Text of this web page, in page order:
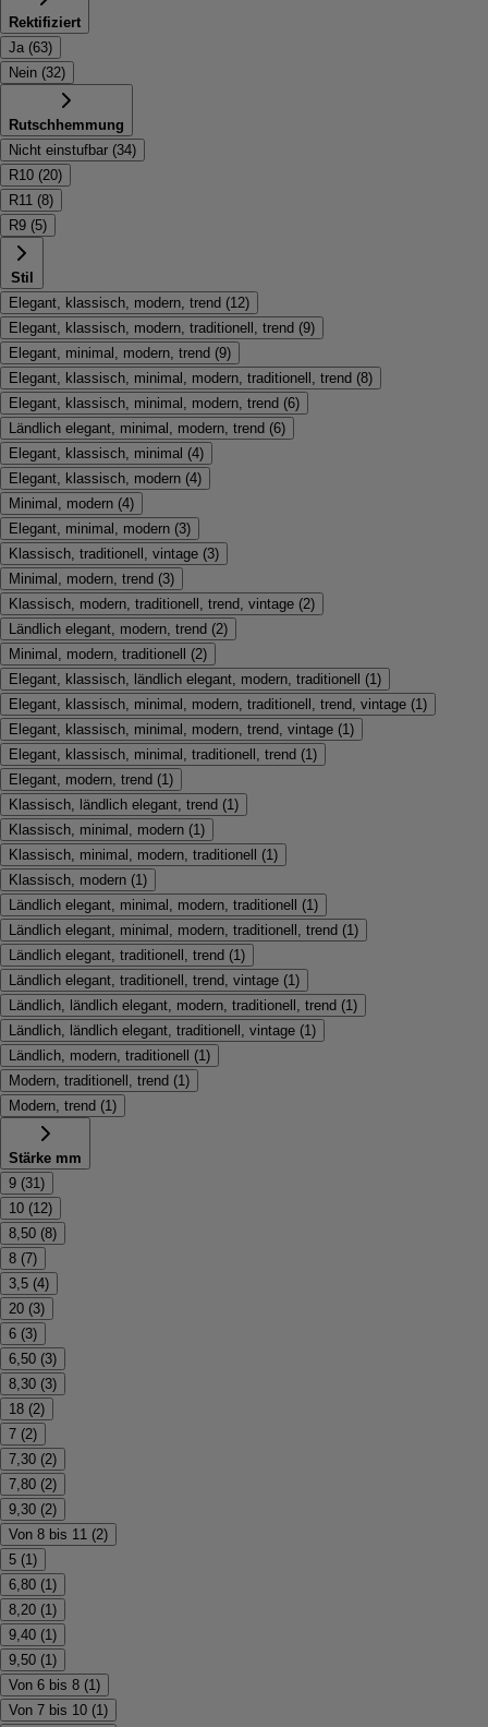
Rektifiziert
Ja (63)
Nein (32)
Rutschhemmung
Nicht einstufbar (34)
R10 (20)
R11 (8)
R9 (5)
Stil
Elegant, klassisch, modern, trend (12)
Elegant, klassisch, modern, traditionell, trend (9)
Elegant, minimal, modern, trend (9)
Elegant, klassisch, minimal, modern, traditionell, trend (8)
Elegant, klassisch, minimal, modern, trend (6)
Ländlich elegant, minimal, modern, trend (6)
Elegant, klassisch, minimal (4)
Elegant, klassisch, modern (4)
Minimal, modern (4)
Elegant, minimal, modern (3)
Klassisch, traditionell, vintage (3)
Minimal, modern, trend (3)
Klassisch, modern, traditionell, trend, vintage (2)
Ländlich elegant, modern, trend (2)
Minimal, modern, traditionell
(2)
Elegant, klassisch, ländlich elegant, modern, traditionell
(1 )
Elegant, klassisch, minimal, modern, traditionell, trend, vintage (1 )
Elegant, klassisch, minimal, modern, trend, vintage (1 )
Elegant, klassisch, minimal, traditionell, trend (1 )
Elegant, modern, trend (1 )
Klassisch, ländlich elegant, trend (1 )
Klassisch, minimal, modern (1 )
Klassisch, minimal, modern, traditionell
(1 )
Klassisch, modern (1 )
Ländlich elegant, minimal, modern, traditionell
(1 )
Ländlich elegant, minimal, modern, traditionell, trend (1 )
Ländlich elegant, traditionell, trend (1 )
Ländlich elegant, traditionell, trend, vintage (1 )
Ländlich, ländlich elegant, modern, traditionell, trend (1 )
Ländlich, ländlich elegant, traditionell, vintage (1 )
Ländlich, modern, traditionell
(1 )
Modern, traditionell, trend (1 )
Modern, trend (1 )
Stärke mm
9 (31 )
10 (12)
8,50 (8)
8 (7)
3,5 (4)
20 (3)
6 (3)
6,50 (3)
8,30 (3)
18 (2)
7 (2)
7,30 (2)
7,80 (2)
9,30 (2)
Von 8 bis 11 (2)
5 (1 )
6,80 (1 )
8,20 (1 )
9,40 (1 )
9,50 (1 )
Von 6 bis 8 (1 )
Von 7 bis 10 (1 )